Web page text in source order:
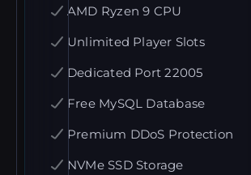
AMD Ryzen 9 CPU
Unlimited Player Slots
Dedicated Port 22005
Free MySQL Database
Premium DDoS Protection
NVMe SSD Storage